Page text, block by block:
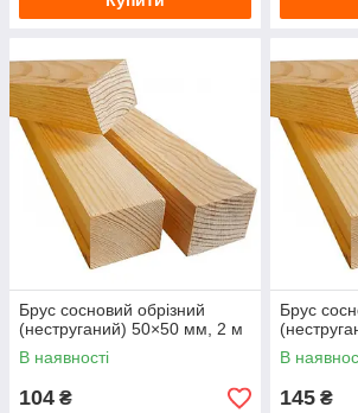
Брус сосновий обрізний
(неструганий) 50×50 мм, 2 м
В наявності
104 ₴
Брус
В
145 ₴